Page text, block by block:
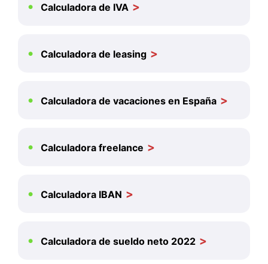
Calculadora de IVA
Calculadora de leasing
Calculadora de vacaciones en España
Calculadora freelance
Calculadora IBAN
Calculadora de sueldo neto 2022